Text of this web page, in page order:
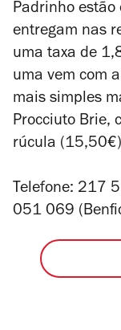
Padrinho estão
entregam nas
uma taxa de
uma vem com
mais simples
Procciuto Brie,
rúcula
Telefone: 217
051 069